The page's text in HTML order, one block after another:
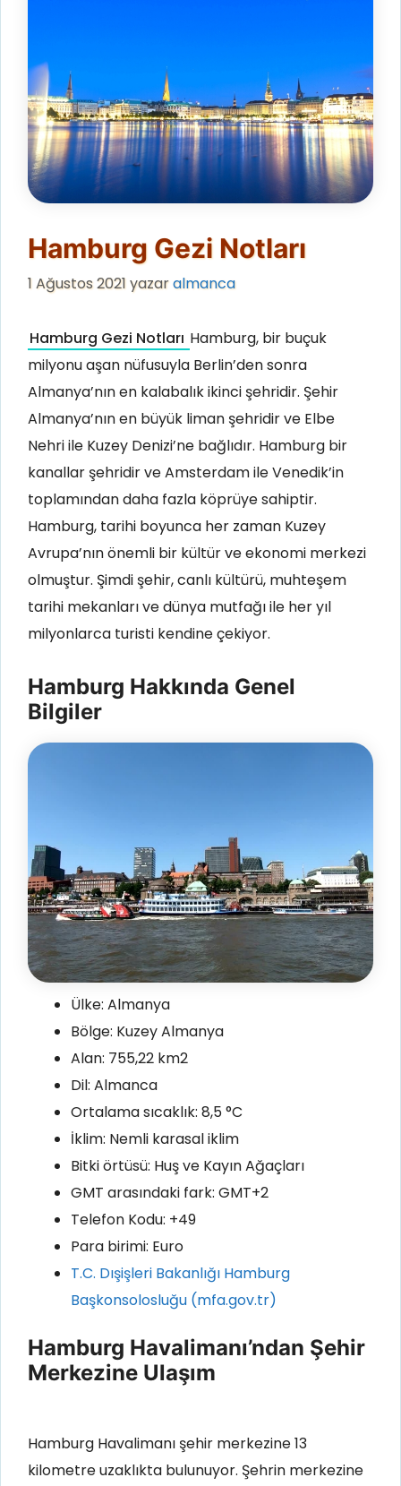
Hamburg Gezi Notları
1 Ağustos 2021 yazaralmanca
Hamburg Gezi Notları Hamburg, bir buçuk
milyonu aşan nüfusuyla Berlin’den sonra
Almanya’nın en kalabalık ikinci şehridir. Şehir
Almanya’nın en büyük liman şehridir ve Elbe
Nehri ile Kuzey Denizi’ne bağlıdır. Hamburg bir
kanallar şehridir ve Amsterdam ile Venedik’in
toplamından daha fazla köprüye sahiptir.
Hamburg, tarihi boyunca her zaman Kuzey
Avrupa’nın önemli bir kültür ve ekonomi merkezi
olmuştur. Şimdi şehir, canlı kültürü, muhteşem
tarihi mekanları ve dünya mutfağı ile her yıl
milyonlarca turisti kendine çekiyor.
Hamburg Hakkında Genel
Bilgiler
Ülke: Almanya
Bölge: Kuzey Almanya
Alan: 755,22 km2
Dil: Almanca
Ortalama sıcaklık: 8,5 °C
İklim: Nemli karasal iklim
Bitki örtüsü: Huş ve Kayın Ağaçları
GMT arasındaki fark: GMT+2
Telefon Kodu: +49
Para birimi: Euro
T.C. Dışişleri Bakanlığı Hamburg
Başkonsolosluğu (mfa.gov.tr)
Hamburg Havalimanı’ndan Şehir
Merkezine Ulaşım
Hamburg Havalimanı şehir merkezine 13
kilometre uzaklıkta bulunuyor. Şehrin merkezine